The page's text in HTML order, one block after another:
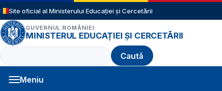
Sari la conținutul principal
Site oficial al Ministerului Educației și Cercetării
GUVERNUL ROMÂNIEI
MINISTERUL EDUCAȚIEI ȘI CERCETĂRII
Caută
Meniu